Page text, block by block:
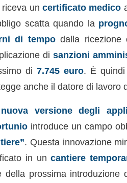
un certificato medico
scatta quando la
di tempodalla ricezione
di sanzioni
di 7.745 euro. È quindi
anche il datore di lavoro
nuova versione degli
introduce un campo
. Questa innovazione
in uncantiere
della prossima introduzione